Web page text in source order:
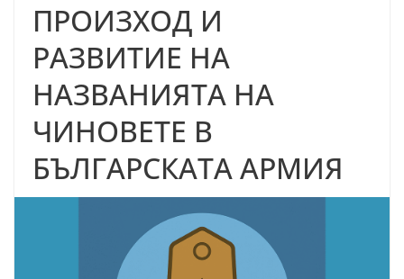
ПРОИЗХОД И
РАЗВИТИЕ НА
НАЗВАНИЯТА НА
ЧИНОВЕТЕ В
БЪЛГАРСКАТА АРМИЯ